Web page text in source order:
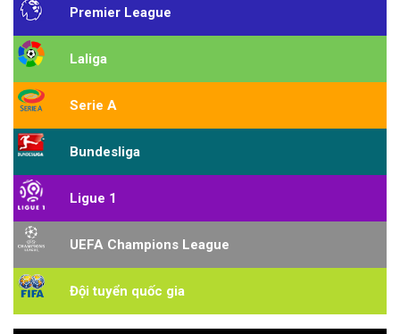
Premier League
Laliga
Serie A
Bundesliga
Ligue 1
UEFA Champions League
Đội tuyển quốc gia